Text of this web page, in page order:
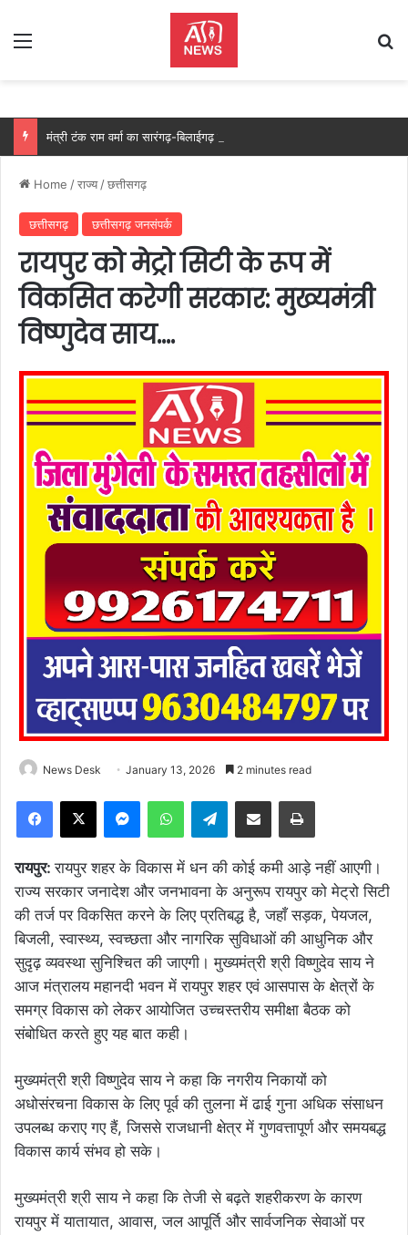
Menu
Home /राज्य /छत्तीसगढ़
छत्तीसगढ़ छत्तीसगढ़ जनसंपर्क
रायपुर को मेट्रो सिटी के रूप में
विकसित करेगी सरकार: मुख्यमंत्री
विष्णुदेव साय….
News Desk January 13, 2026 2 minutes read
Facebook
X MessengerWhatsAppTelegramShare via Email Print
रायपुर:रायपुर शहर के विकास में धन की कोई कमी आड़े नहीं आएगी।
राज्य सरकार जनादेश और जनभावना के अनुरूप रायपुर को मेट्रो सिटी
की तर्ज पर विकसित करने के लिए प्रतिबद्ध है, जहाँ सड़क, पेयजल,
बिजली, स्वास्थ्य, स्वच्छता और नागरिक सुविधाओं की आधुनिक और
सुदृढ़ व्यवस्था सुनिश्चित की जाएगी। मुख्यमंत्री श्री विष्णुदेव साय ने
आज मंत्रालय महानदी भवन में रायपुर शहर एवं आसपास के क्षेत्रों के
समग्र विकास को लेकर आयोजित उच्चस्तरीय समीक्षा बैठक को
संबोधित करते हुए यह बात कही।
मुख्यमंत्री श्री विष्णुदेव साय ने कहा कि नगरीय निकायों को
अधोसंरचना विकास के लिए पूर्व की तुलना में ढाई गुना अधिक संसाधन
उपलब्ध कराए गए हैं, जिससे राजधानी क्षेत्र में गुणवत्तापूर्ण और समयबद्ध
विकास कार्य संभव हो सके।
मुख्यमंत्री श्री साय ने कहा कि तेजी से बढ़ते शहरीकरण के कारण
रायपुर में यातायात, आवास, जल आपूर्ति और सार्वजनिक सेवाओं पर